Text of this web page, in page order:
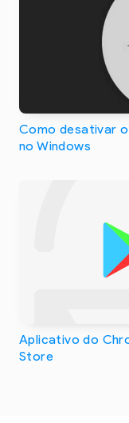
Como desativar
no Windows
Aplicativo do
Store